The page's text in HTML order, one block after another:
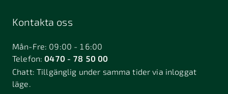
Kontakta oss
Mån-Fre: 09:00 - 16:00
Telefon:0470 - 78 50 00
Chatt:Tillgänglig under samma tider via inloggat
läge.